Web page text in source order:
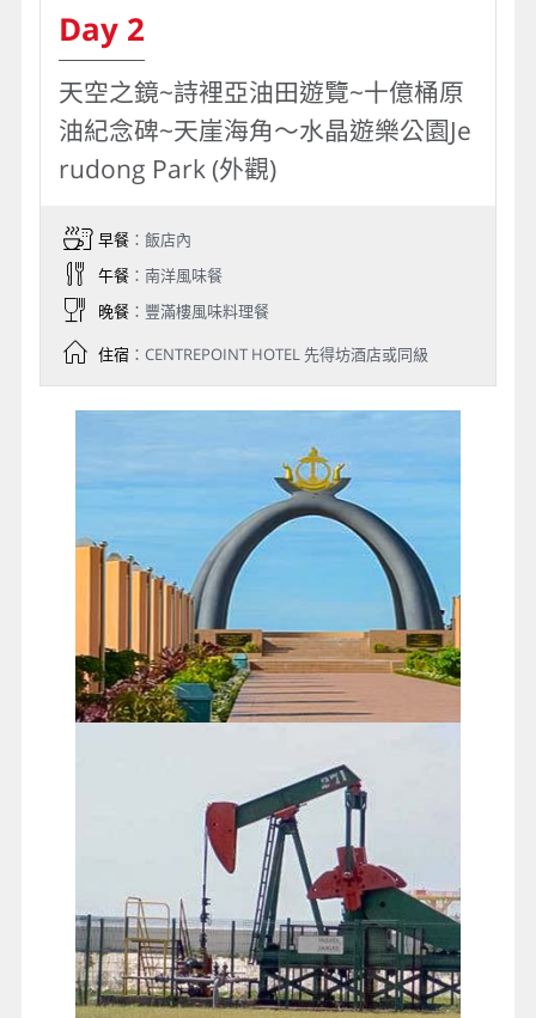
Day 2
天空之鏡~詩裡亞油田遊覽~十億桶原
油紀念碑~天崖海角～水晶遊樂公園Je
rudong Park (外觀)
早餐：飯店內
午餐：南洋風味餐
晚餐：豐滿樓風味料理餐
住宿：CENTREPOINT HOTEL 先得坊酒店或同級